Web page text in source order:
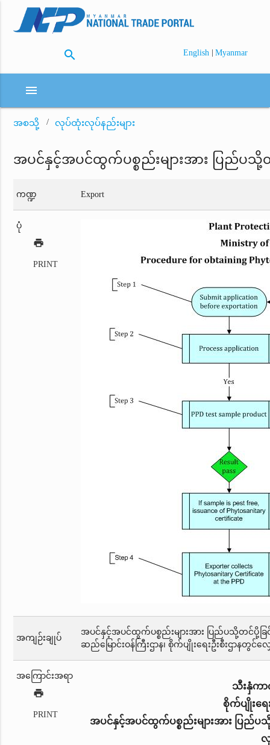
search English | Myanmar
menu
အစသို့ လုပ်ထုံးလုပ်နည်းများ
အပင်နှင့်အပင်ထွက်ပစ္စည်းများအား ပြည်ပ
ကဏ္ဍ Export
ပုံ
print
PRINT
အကျဉ်းချုပ်
အပင်နှင့်အပင်ထွက်ပစ္စည်းများအား ပြည်ပသို့တင်ပို့ခ
ဆည်မြောင်းဝန်ကြီးဌာန၊ စိုက်ပျိုးရေးဦးစီးဌာနတွင်လ
အကြောင်းအရာ
print
PRINT
သီးနှံကာ
စိုက်ပျိုးရေ
အပင်နှင့်အပင်ထွက်ပစ္စည်းများအား ပြည်
လု